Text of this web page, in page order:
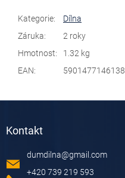
Kategorie:
Dílna
Záruka:
2 roky
Hmotnost:
1.32 kg
EAN: 5901477146138
Kontakt
dumdilna@gmail.com
+420 739 219 593